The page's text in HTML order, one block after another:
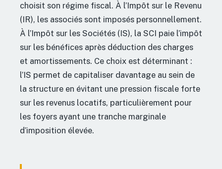
choisit son régime fiscal. À l’Impôt sur le Revenu
(IR), les associés sont imposés personnellement.
À l’Impôt sur les Sociétés (IS), la SCI paie l’impôt
sur les bénéfices après déduction des charges
et amortissements. Ce choix est déterminant :
l’IS permet de capitaliser davantage au sein de
la structure en évitant une pression fiscale forte
sur les revenus locatifs, particulièrement pour
les foyers ayant une tranche marginale
d’imposition élevée.